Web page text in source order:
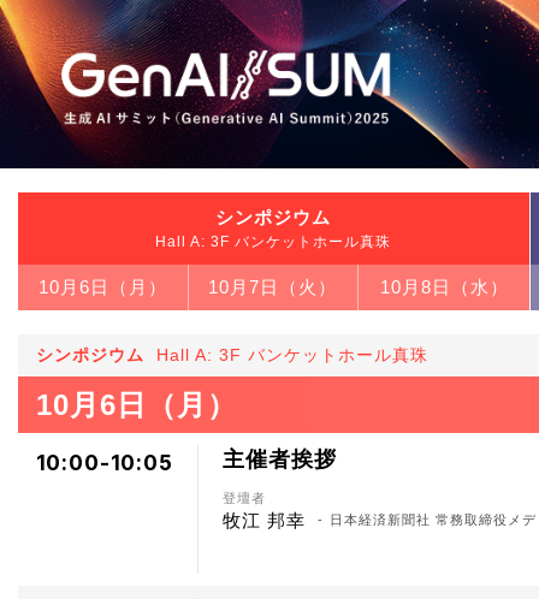
シンポジウム
Hall A: 3F バンケットホール真珠
10月6日（月） 10月7日（火） 10月8日（水）
シンポジウム Hall A: 3F バンケットホール真珠
10月6日（月）
10:00-10:05 主催者挨拶
登壇者
牧江 邦幸 日本経済新聞社 常務取締役メ